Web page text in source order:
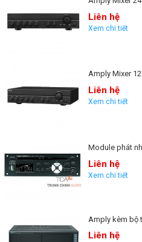
những hệ thống âm thanh thông
micro để bàn với chất lượng tốt
hiệu nổi tiếng như TOA , BOSCH
Liên hệ
Xem chi tiết
Amply Mixer
Liên hệ
Xem chi tiết
Module phát
Liên hệ
Xem chi tiết
Amply kèm bộ
Liên hệ